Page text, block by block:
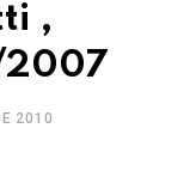
,
2007
2010